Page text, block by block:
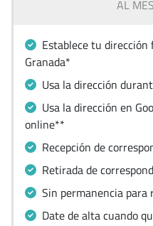
AL MES
Establece tu dirección
Granada*
Usa la dirección
Usa la dirección en
online**
Recepción de
Retirada de
Sin permanencia
Date de alta cuando